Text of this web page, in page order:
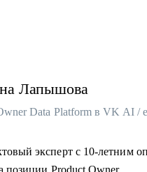
Лапышова
Data Platform в VK AI /
эксперт с 10-летним
позиции Product Owner